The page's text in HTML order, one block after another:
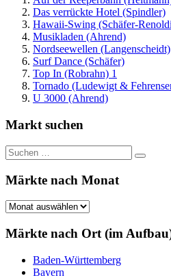
Das verrückte Hotel (Spindler)
Hawaii-Swing (Schäfer-
Musikladen (Ahrend)
Nordseewellen (Langenscheidt)
Surf Dance (Schäfer)
Top In (Robrahn) 1
Tornado (Ludewigt &
U 3000 (Ahrend)
Markt suchen
Suchen
nach:
Suchen
Märkte nach Monat
Märkte
Monat
Märkte nach Ort (im
Baden-Württemberg
Bayern